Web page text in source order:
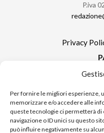
Per fornire le migliori esperienze,
memorizzare e/o accedere alle
queste tecnologie ci permetterà
navigazione o ID unici su questo
può influire negativamente su
P.iva
Privacy